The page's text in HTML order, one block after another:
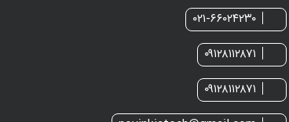
۰۲۱-۶۶۰۲۴۲۳۰
۰۹۱۲۸۱۱۲۸۷۱
۰۹۱۲۸۱۱۲۸۷۱